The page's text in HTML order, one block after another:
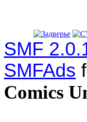
SMF
SMFAds
Comics